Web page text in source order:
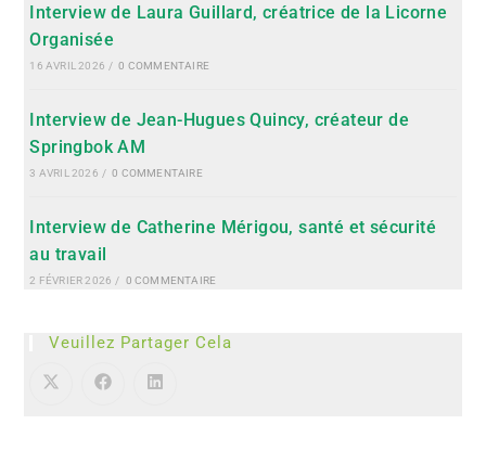
Interview de Laura Guillard, créatrice de la Licorne
Organisée
16 AVRIL 2026 / 0 COMMENTAIRE
Interview de Jean-Hugues Quincy, créateur de
Springbok AM
3 AVRIL 2026 / 0 COMMENTAIRE
Interview de Catherine Mérigou, santé et sécurité
au travail
2 FÉVRIER 2026 / 0 COMMENTAIRE
Veuillez Partager Cela